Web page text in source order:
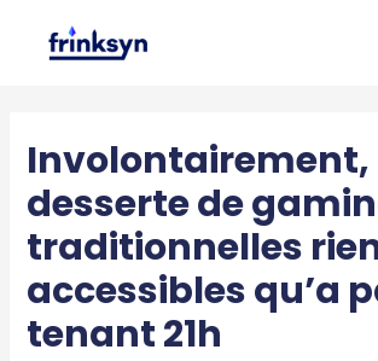
Involontairement,
desserte de
traditionnelles
accessibles qu’a
tenant 21h